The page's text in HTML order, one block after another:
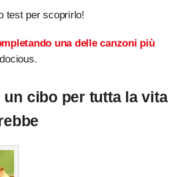
test per scoprirlo!
una delle canzoni più
cibo per tutta la vita